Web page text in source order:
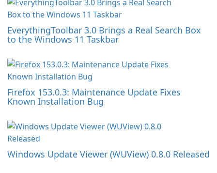
EverythingToolbar 3.0 Brings a Real Search Box
to the Windows 11 Taskbar
Firefox 153.0.3: Maintenance Update Fixes
Known Installation Bug
Windows Update Viewer (WUView) 0.8.0 Released